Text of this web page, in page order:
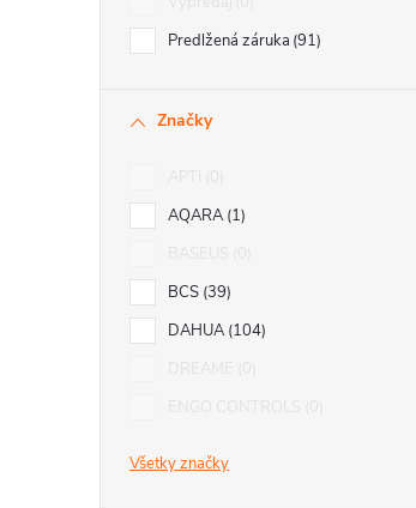
Predlžená záruka 91
Značky
AQARA 1
BCS 39
DAHUA 104
Všetky značky